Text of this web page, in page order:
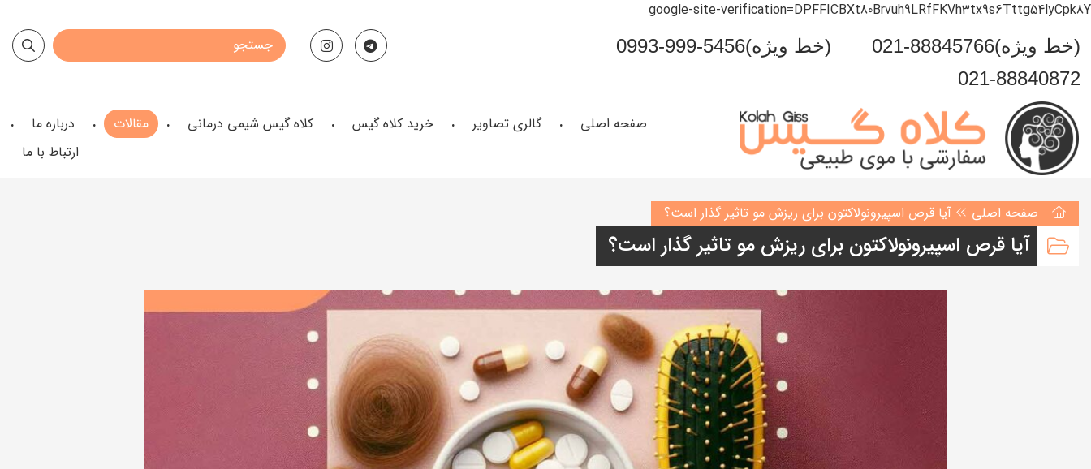
google-site-verification=DPFFICBXt80Brvuh9LRfFKVh3tx9s6Tttg54lyCpk8Y
021-88845766(خط ویژه)
0993-999-5456(خط ویژه)
021-88840872
صفحه اصلی گالری تصاویر خرید کلاه گیس کلاه گیس شیمی درمانی مقالات
درباره ما
ارتباط با ما
صفحه اصلی آیا قرص اسپیرونولاکتون برای ریزش مو تاثیر گذار است؟
آیا قرص اسپیرونولاکتون برای ریزش مو تاثیر گذار است؟